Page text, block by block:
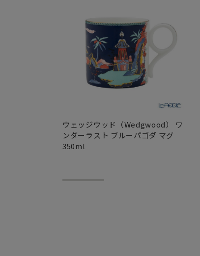
ウェッジウッド（Wedgwood） ワ
ンダーラスト ブルーパゴダ マグ
350ml